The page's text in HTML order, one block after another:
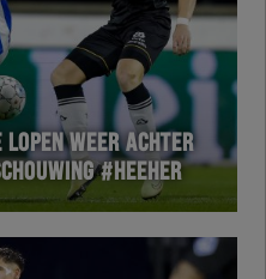
WEER ACHTER
#HEEHER